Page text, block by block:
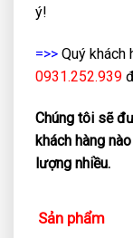
ý!
=>> Quý khách
0931.252.939
Chúng tôi sẽ
khách hàng
lượng nhiều.
Sản phẩm